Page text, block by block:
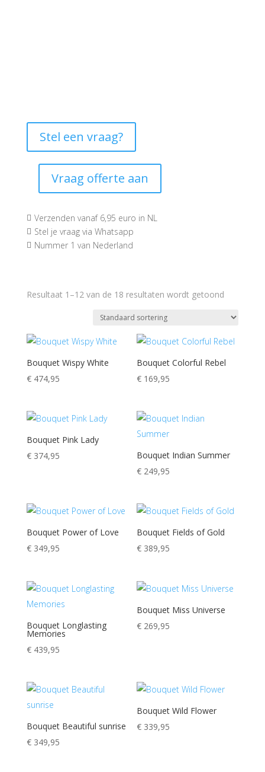
Stel een vraag?
Vraag offerte aan
 Verzenden vanaf 6,95 euro in NL
 Stel je vraag via Whatsapp
 Nummer 1 van Nederland
Resultaat 1–12 van de 18 resultaten wordt getoond
Bouquet Wispy White
€474,95
Bouquet Colorful Rebel
€ 169,95
Bouquet Pink Lady
€374,95
Bouquet Indian Summer
€ 249,95
Bouquet Power of Love
€349,95
Bouquet Fields of Gold
€ 389,95
Bouquet Longlasting
Memories
€439,95
Bouquet Miss Universe
€ 269,95
Bouquet Beautiful sunrise
€349,95
Bouquet Wild Flower
€ 339,95